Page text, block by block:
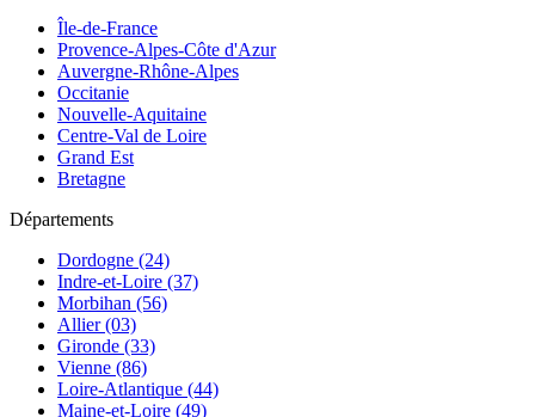
Île-de-France
Provence-Alpes-Côte d'Azur
Auvergne-Rhône-Alpes
Occitanie
Nouvelle-Aquitaine
Centre-Val de Loire
Grand Est
Bretagne
Départements
Dordogne (24)
Indre-et-Loire (37)
Morbihan (56)
Allier (03)
Gironde (33)
Vienne (86)
Loire-Atlantique (44)
Maine-et-Loire (49)